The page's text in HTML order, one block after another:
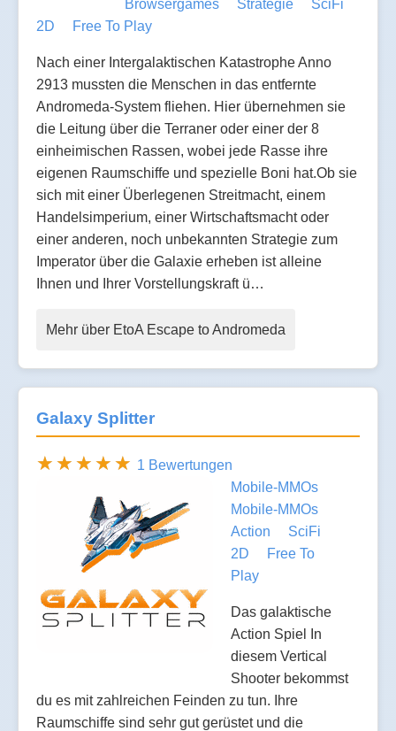
Browsergames Strategie
SciFi
2D
Free To Play
Nach einer Intergalaktischen Katastrophe Anno
2913 mussten die Menschen in das entfernte
Andromeda-System fliehen. Hier übernehmen sie
die Leitung über die Terraner oder einer der 8
einheimischen Rassen, wobei jede Rasse ihre
eigenen Raumschiffe und spezielle Boni hat.Ob sie
sich mit einer Überlegenen Streitmacht, einem
Handelsimperium, einer Wirtschaftsmacht oder
einer anderen, noch unbekannten Strategie zum
Imperator über die Galaxie erheben ist alleine
Ihnen und Ihrer Vorstellungskraft ü…
Mehr über EtoA Escape to Andromeda
Galaxy Splitter
1 Bewertungen
Mobile-MMOs
Mobile-MMOs
Action
SciFi
2D
Free To
Play
Das galaktische
Action Spiel In
diesem Vertical
Shooter bekommst
du es mit zahlreichen Feinden zu tun. Ihre
Raumschiffe sind sehr gut gerüstet und die